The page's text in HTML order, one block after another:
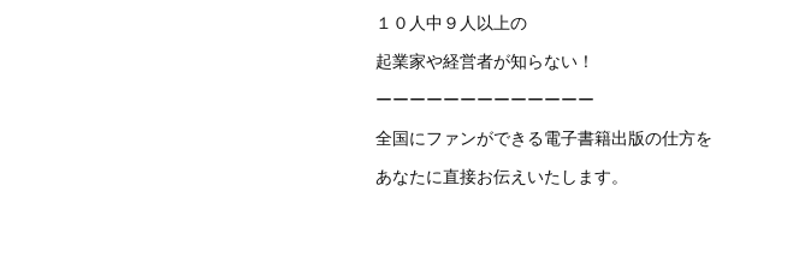
１０人中９人以上の
起業家や経営者が知らない！
ーーーーーーーーーーーーー
全国にファンができる電子書籍出版の仕方を
あなたに直接お伝えいたします。